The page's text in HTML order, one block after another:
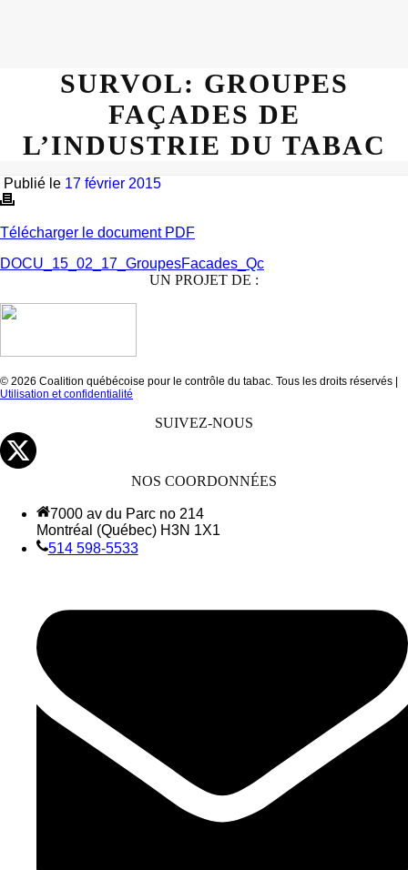
SURVOL: GROUPES
FAÇADES DE
L’INDUSTRIE DU TABAC
Publié le 17 février 2015
Télécharger le document PDF
DOCU_15_02_17_GroupesFacades_Qc
UN PROJET DE :
© 2026 Coalition québécoise pour le contrôle du tabac. Tous les droits réservés |
Utilisation et confidentialité
SUIVEZ-NOUS
NOS COORDONNÉES
7000 av du Parc no 214
Montréal (Québec) H3N 1X1
514 598-5533